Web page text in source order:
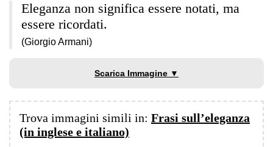
Eleganza non significa essere notati, ma
essere ricordati.
(Giorgio Armani)
Scarica Immagine ▼
Trova immagini simili in: Frasi sull’eleganza
(in inglese e italiano)